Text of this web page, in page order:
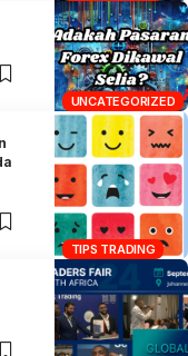
UNCATEGORIZED
TIPS TRADING